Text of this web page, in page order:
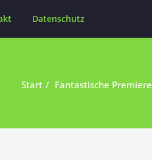
Datenschutz
Start Fantastische Premiere